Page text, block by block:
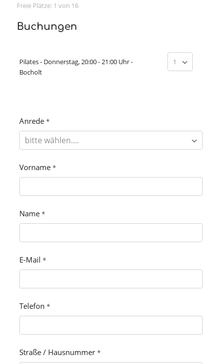
Freie Plätze: 1 von 16
Buchungen
Pilates - Donnerstag, 20:00 - 21:00 Uhr -
Bocholt
Anrede *
Vorname *
Name *
E-Mail *
Telefon *
Straße / Hausnummer *